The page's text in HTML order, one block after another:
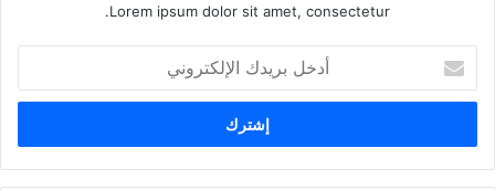
Lorem ipsum dolor sit amet, consectetur.
بريدك
الإلكتروني